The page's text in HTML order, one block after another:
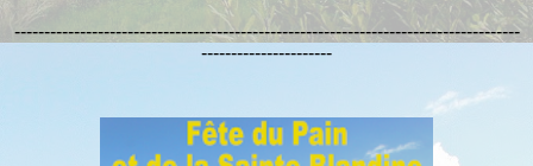
-------------------------------------------------------------------------------------
----------------------